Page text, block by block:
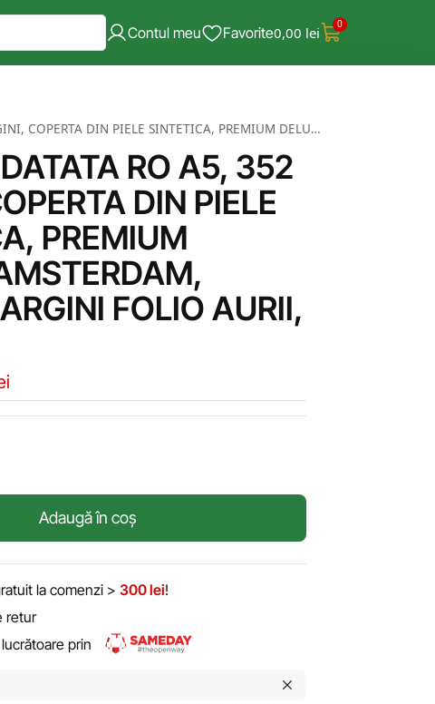
Contul meu Favorite0,00 lei 0
SINTETICA, PREMIUM DELUXE AMSTERDAM, MARO, MARGINI FOLIO AURII, 2026
RO A5, 352
DIN PIELE
PREMIUM
FOLIO AURII,
Adaugă în coș
la comenzi > 300 lei!
retur
prin